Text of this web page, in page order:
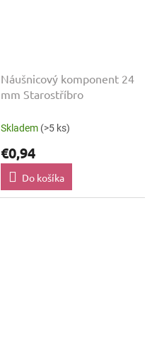
Náušnicový komponent 24
mm Starostříbro
Skladem (>5 ks)
€0,94
Do košíka